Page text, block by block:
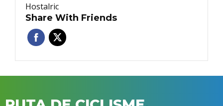
Hostalric
Share With Friends